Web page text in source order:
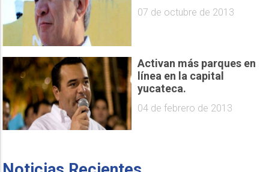
07 de octubre de 2013
Activan más parques en
línea en la capital
yucateca.
04 de febrero de 2013